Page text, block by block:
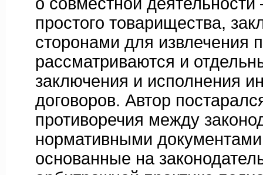
простого товарищества,
сторонами для извлечения
рассматриваются и
заключения и исполнения
договоров. Автор
противоречия между
нормативными
основанные на